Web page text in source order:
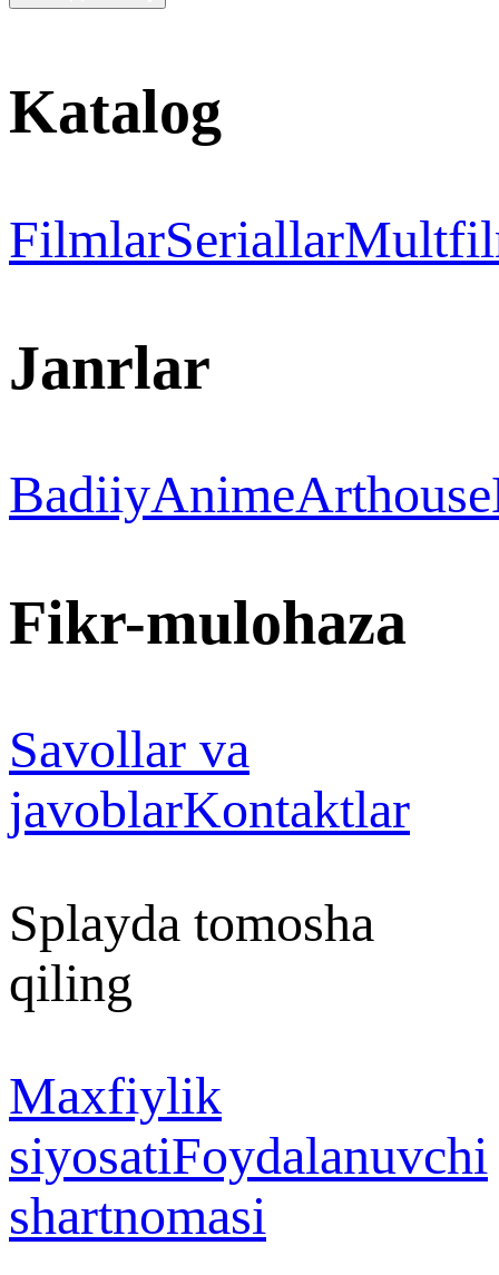
Katalog
FilmlarSeriallar
Janrlar
BadiiyAnimeArthouse
Fikr-mulohaza
Savollar va
javoblarKontaktlar
Splayda tomosha
qiling
Maxfiylik
siyosatiFoydalanuvchi
shartnomasi